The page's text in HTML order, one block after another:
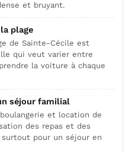
et bruyant.
plage
de Sainte-Cécile est
qui veut varier entre
la voiture à chaque
séjour familial
et location de
des repas et des
pour un séjour en